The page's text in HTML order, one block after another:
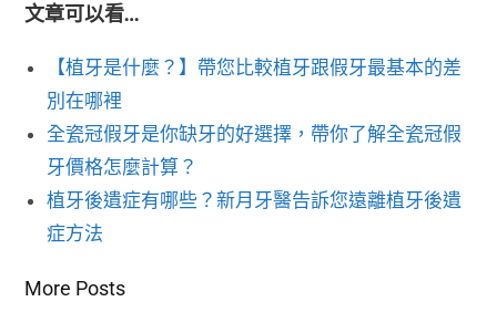
文章可以看…
【植牙是什麼？】帶您比較植牙跟假牙最基本的差
別在哪裡
全瓷冠假牙是你缺牙的好選擇，帶你了解全瓷冠假
牙價格怎麼計算？
植牙後遺症有哪些？新月牙醫告訴您遠離植牙後遺
症方法
More Posts